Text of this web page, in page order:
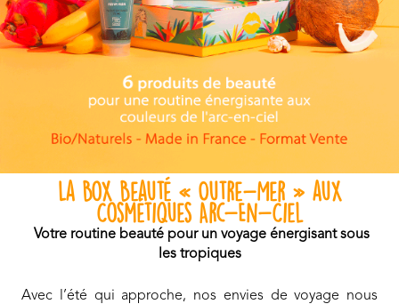
La Box Beauté « Outre-Mer » aux
Cosmétiques Arc-En-Ciel
Votre routine beauté pour un voyage énergisant sous
les tropiques
Avec l’été qui approche, nos envies de voyage nous